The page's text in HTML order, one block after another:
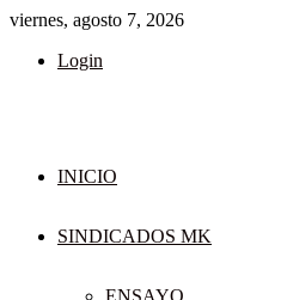
viernes, agosto 7, 2026
Login
INICIO
SINDICADOS MK
ENSAYO